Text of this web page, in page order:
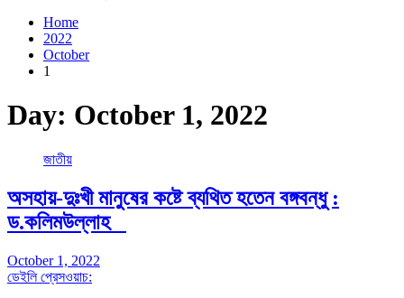
Home
2022
October
1
Day: October 1, 2022
জাতীয়
অসহায়-দুঃখী মানুষের কষ্টে ব্যথিত হতেন বঙ্গবন্ধু :
ড.কলিমউল্লাহ
October 1, 2022
ডেইলি প্রেসওয়াচ: